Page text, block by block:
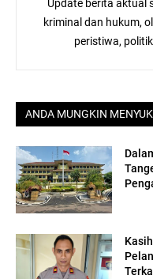
Update berita aktual
kriminal dan hukum,
peristiwa,
ANDA MUNGKIN